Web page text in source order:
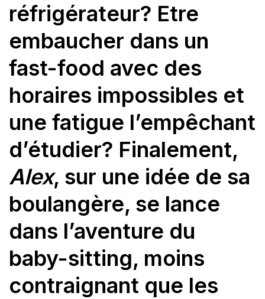
réfrigérateur? Etre
embaucher dans un
fast-food avec des
horaires impossibles et
une fatigue l’empêchant
d’étudier? Finalement,
Alex, sur une idée de sa
boulangère, se lance
dans l’aventure du
baby-sitting, moins
contraignant que les